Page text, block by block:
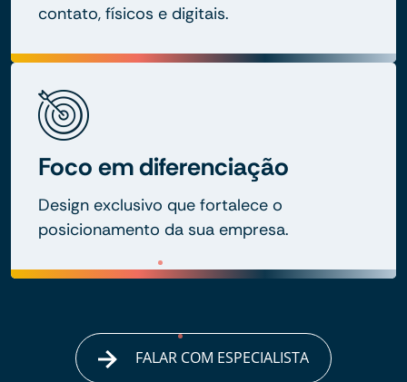
contato, físicos e digitais.
Foco em diferenciação
Design exclusivo que fortalece o
posicionamento da sua empresa.
FALAR COM ESPECIALISTA